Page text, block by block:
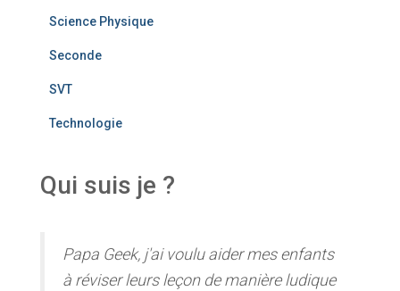
Science Physique
Seconde
SVT
Technologie
Qui suis je ?
Papa Geek, j'ai voulu aider mes enfants
à réviser leurs leçon de manière ludique